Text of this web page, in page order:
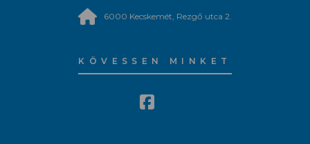
6000 Kecskemét, Rezgő utca 2.
KÖVESSEN MINKET